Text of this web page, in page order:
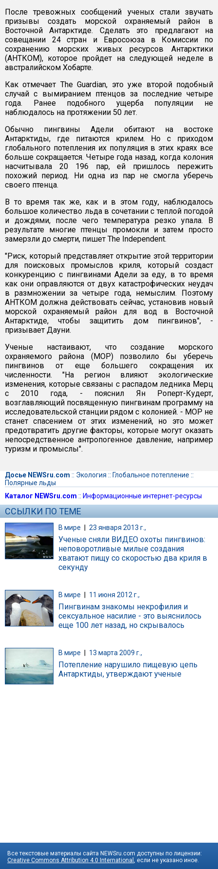
После тревожных сообщений ученых стали звучать
призывы создать морской охраняемый район в
Восточной Антарктиде. Сделать это предлагают на
совещании 24 стран и Евросоюза в Комиссии по
сохранению морских живых ресурсов Антарктики
(АНТКОМ), которое пройдет на следующей неделе в
австралийском Хобарте.
Как отмечает The Guardian, это уже второй подобный
случай с вымиранием птенцов за последние четыре
года. Ранее подобного ущерба популяции не
наблюдалось на протяжении 50 лет.
Обычно пингвины Адели обитают на востоке
Антарктиды, где питаются крилем. Но с приходом
глобального потепления их популяция в этих краях все
больше сокращается. Четыре года назад, когда колония
насчитывала 20 196 пар, ей пришлось пережить
похожий период. Ни одна из пар не смогла уберечь
своего птенца.
В то время так же, как и в этом году, наблюдалось
большое количество льда в сочетании с теплой погодой
и дождями, после чего температура резко упала. В
результате многие птенцы промокли и затем просто
замерзли до смерти, пишет The Independent.
"Риск, который представляет открытие этой территории
для поисковых промыслов криля, который создаст
конкуренцию с пингвинами Адели за еду, в то время
как они оправляются от двух катастрофических неудач
в размножении за четыре года, немыслим. Поэтому
АНТКОМ должна действовать сейчас, установив новый
морской охраняемый район для вод в Восточной
Антарктиде, чтобы защитить дом пингвинов", -
призывает Дауни.
Ученые настаивают, что создание морского
охраняемого района (МОР) позволило бы уберечь
пингвинов от еще большего сокращения их
численности. "На регион влияют экологические
изменения, которые связаны с распадом ледника Мерц
с 2010 года, - пояснил Ян Роперт-Кудерт,
возглавляющий посвященную пингвинам программу на
исследовательской станции рядом с колонией. - МОР не
станет спасением от этих изменений, но это может
предотвратить другие факторы, которые могут оказать
непосредственное антропогенное давление, например
туризм и промыслы".
Досье NEWSru.com :: Экология :: Глобальное потепление ::
Полярные льды
Каталог NEWSru.com :: Информационные интернет-ресурсы
ССЫЛКИ ПО ТЕМЕ
В мире | 23 января 2013 г.,
Ученые сняли ВИДЕО охоты пингвинов:
неповоротливые милые создания
хватают пищу со скоростью два криля в
секунду
В мире 11 июня 2012 г.,
Пингвинам знакомы некрофилия и
сексуальное насилие - это выяснилось
еще 100 лет назад, но скрывалось
В мире 13 марта 2009 г.,
Потепление нарушило пищевую цепь
Антарктиды, утверждают ученые
Все текстовые материалы сайта NEWSru.com доступны по лицензии:
Creative Commons Attribution 4.0 International , если не указано иное.